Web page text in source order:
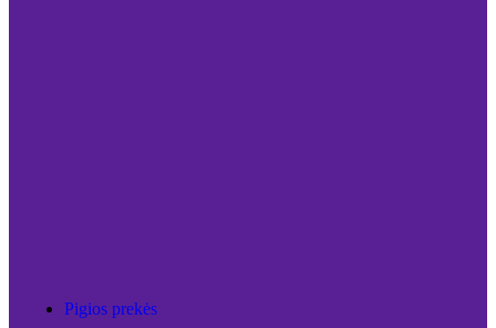
Pigios prekės